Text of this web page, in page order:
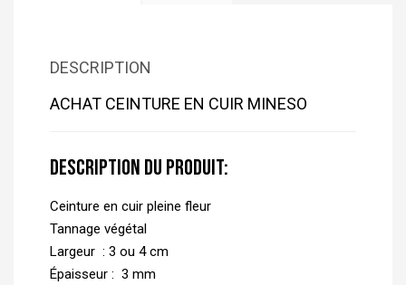
DESCRIPTION
ACHAT CEINTURE EN CUIR MINESO
Description du produit:
Ceinture en cuir pleine fleur
Tannage végétal
Largeur : 3 ou 4 cm
Épaisseur : 3 mm